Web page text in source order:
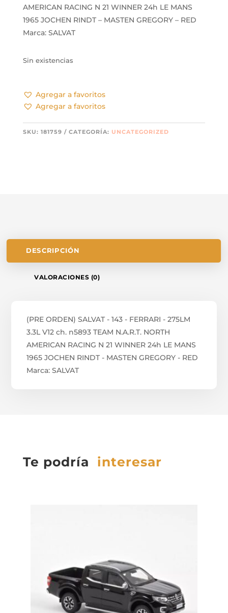
AMERICAN RACING N 21 WINNER 24h LE MANS
1965 JOCHEN RINDT – MASTEN GREGORY – RED
Marca: SALVAT
Sin existencias
Agregar a favoritos
Agregar a favoritos
SKU: 181759 CATEGORÍA: UNCATEGORIZED
DESCRIPCIÓN
VALORACIONES (0)
(PRE ORDEN) SALVAT - 143 - FERRARI - 275LM
3.3L V12 ch. n5893 TEAM N.A.R.T. NORTH
AMERICAN RACING N 21 WINNER 24h LE MANS
1965 JOCHEN RINDT - MASTEN GREGORY - RED
Marca: SALVAT
Te podría interesar